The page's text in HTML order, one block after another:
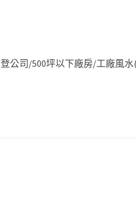
登公司/500坪以下廠房/工廠風